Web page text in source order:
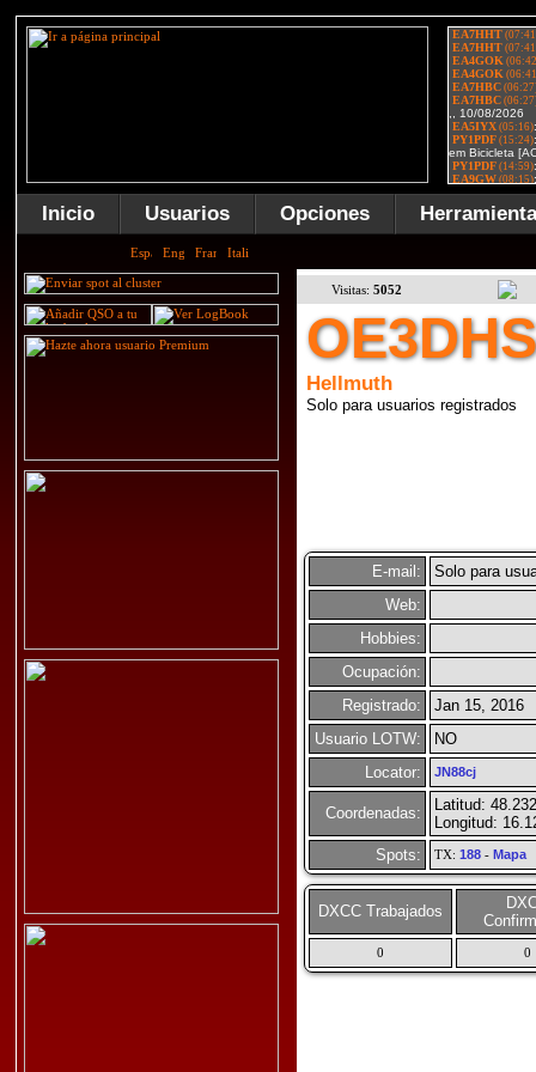
Inicio Usuarios Opciones
Visitas: 5052
OE3DHS
Hellmuth
Solo para usuarios registrados
E-mail:
Solo para
Web:
Hobbies:
Ocupación:
Registrado:
Jan 15, 2016
Usuario LOTW:
NO
Locator:
JN88cj
Coordenadas:
Latitud:
Longitud:
Spots:
TX: 188- Mapa
DXCC Trabajados
0 0